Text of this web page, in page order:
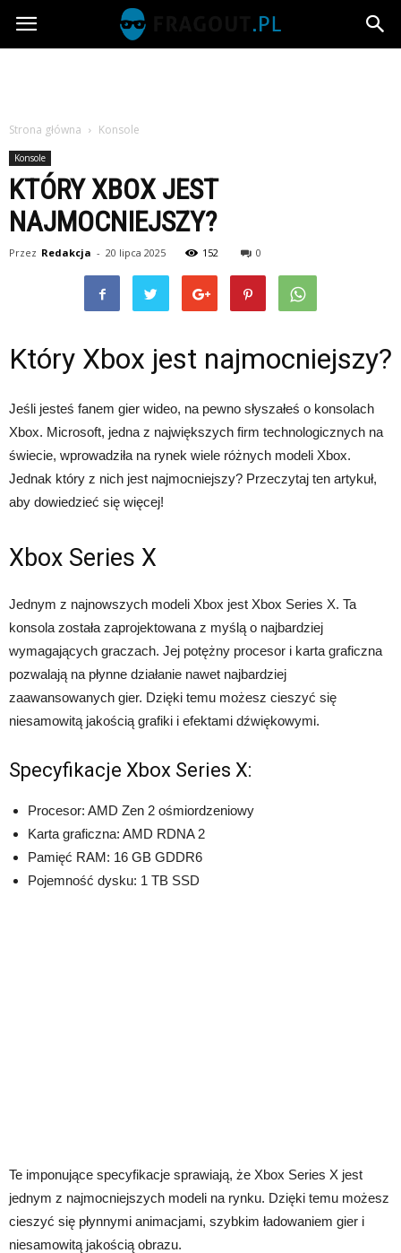
Fragout.pl
Strona główna Konsole
Konsole
KTÓRY XBOX JEST
NAJMOCNIEJSZY?
Przez Redakcja - 20 lipca 2025 152 0
Który Xbox jest najmocniejszy?
Jeśli jesteś fanem gier wideo, na pewno słyszałeś o konsolach
Xbox. Microsoft, jedna z największych firm technologicznych na
świecie, wprowadziła na rynek wiele różnych modeli Xbox.
Jednak który z nich jest najmocniejszy? Przeczytaj ten artykuł,
aby dowiedzieć się więcej!
Xbox Series X
Jednym z najnowszych modeli Xbox jest Xbox Series X. Ta
konsola została zaprojektowana z myślą o najbardziej
wymagających graczach. Jej potężny procesor i karta graficzna
pozwalają na płynne działanie nawet najbardziej
zaawansowanych gier. Dzięki temu możesz cieszyć się
niesamowitą jakością grafiki i efektami dźwiękowymi.
Specyfikacje Xbox Series X:
Procesor: AMD Zen 2 ośmiordzeniowy
Karta graficzna: AMD RDNA 2
Pamięć RAM: 16 GB GDDR6
Pojemność dysku: 1 TB SSD
Te imponujące specyfikacje sprawiają, że Xbox Series X jest
jednym z najmocniejszych modeli na rynku. Dzięki temu możesz
cieszyć się płynnymi animacjami, szybkim ładowaniem gier i
niesamowitą jakością obrazu.